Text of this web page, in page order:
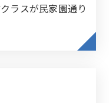
ラスが民家園通り